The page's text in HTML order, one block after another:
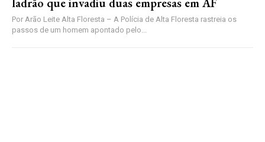
Por Arão Leite Alta Floresta – A Polícia de Alta Floresta rastreia os
passos de um homem apontado pelo...